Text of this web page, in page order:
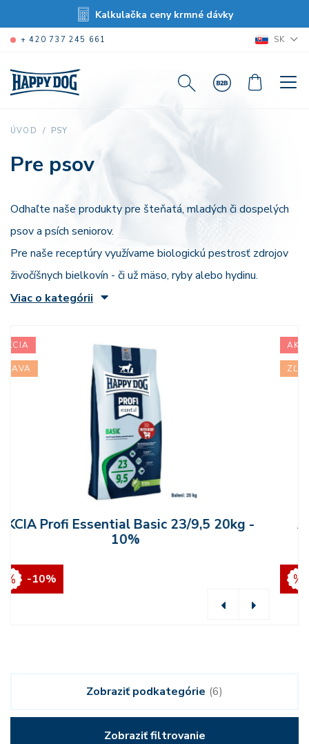
Kalkulačka ceny krmné dávky
+ 420 737 245 661 SK
ÚVOD PSY
Pre psov
Odhaľte naše produkty pre šteňatá, mladých či dospelých
psov a psích seniorov.
Pre naše receptúry využívame biologickú pestrosť zdrojov
živočíšnych bielkovín - či už mäso, ryby alebo hydinu.
Viac o kategórii
ZĽAVA
AKCIA Profi Essential Sportive 26/16
20kg - 10%
Zobraziť podkategórie (6)
Zobraziť filtrovanie